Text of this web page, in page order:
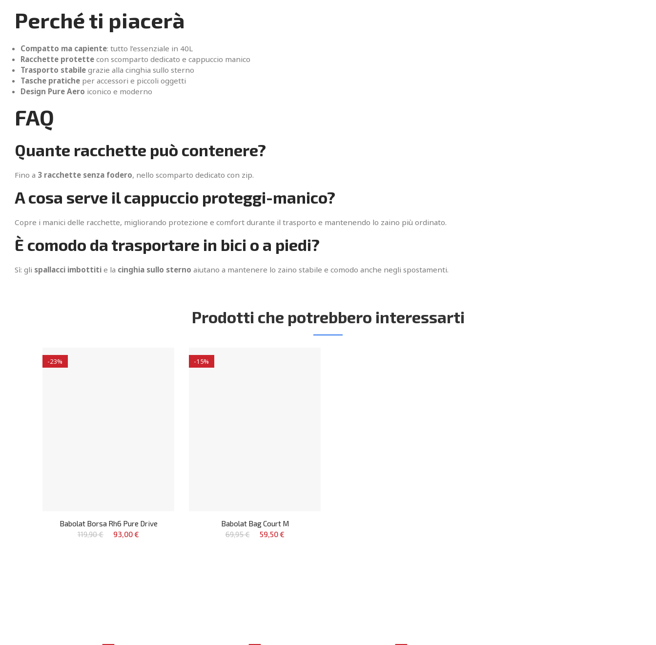
Perché ti piacerà
Compatto ma capiente: tutto l’essenziale in 40L
Racchette protette con scomparto dedicato e cappuccio manico
Trasporto stabile grazie alla cinghia sullo sterno
Tasche pratiche per accessori e piccoli oggetti
Design Pure Aero iconico e moderno
FAQ
Quante racchette può contenere?
Fino a 3 racchette senza fodero, nello scomparto dedicato con zip.
A cosa serve il cappuccio proteggi-manico?
Copre i manici delle racchette, migliorando protezione e comfort durante il trasporto e mantenendo lo zaino più ordinato.
È comodo da trasportare in bici o a piedi?
Sì: gli spallacci imbottiti e la cinghia sullo sterno aiutano a mantenere lo zaino stabile e comodo anche negli spostamenti.
Prodotti che potrebbero interessarti
-23%
Babolat Borsa Rh6 Pure Drive
119,90 €
93,00 €
-15%
Babolat Bag Court M
69,95 €
59,50 €